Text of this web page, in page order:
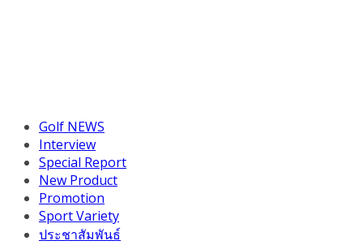
Golf NEWS
Interview
Special Report
New Product
Promotion
Sport Variety
ประชาสัมพันธ์